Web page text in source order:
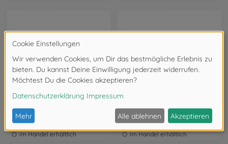
253226001
im Handel erhältlich
Marvel RC Captain America Shield 1:14
253228001
im Handel erhältlich